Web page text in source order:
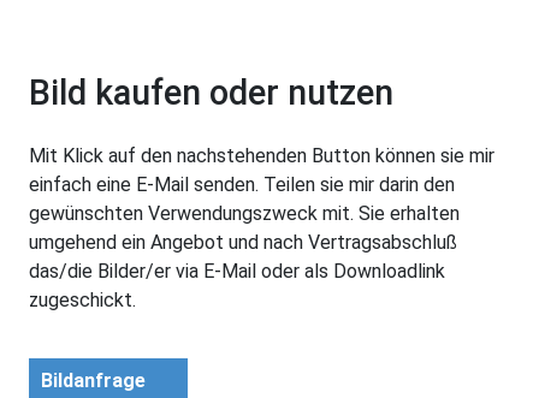
Bild kaufen oder nutzen
Mit Klick auf den nachstehenden Button können sie mir
einfach eine E-Mail senden. Teilen sie mir darin den
gewünschten Verwendungszweck mit. Sie erhalten
umgehend ein Angebot und nach Vertragsabschluß
das/die Bilder/er via E-Mail oder als Downloadlink
zugeschickt.
Bildanfrage